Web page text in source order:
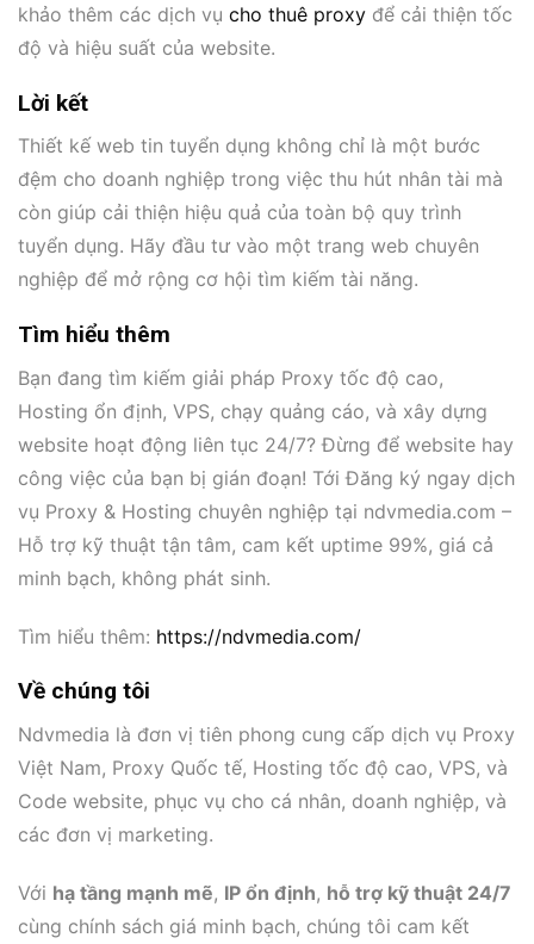
khảo thêm các dịch vụ cho thuê proxy để cải thiện tốc
độ và hiệu suất của website.
Lời kết
Thiết kế web tin tuyển dụng không chỉ là một bước
đệm cho doanh nghiệp trong việc thu hút nhân tài mà
còn giúp cải thiện hiệu quả của toàn bộ quy trình
tuyển dụng. Hãy đầu tư vào một trang web chuyên
nghiệp để mở rộng cơ hội tìm kiếm tài năng.
Tìm hiểu thêm
Bạn đang tìm kiếm giải pháp Proxy tốc độ cao,
Hosting ổn định, VPS, chạy quảng cáo, và xây dựng
website hoạt động liên tục 24/7? Đừng để website hay
công việc của bạn bị gián đoạn! Tới Đăng ký ngay dịch
vụ Proxy & Hosting chuyên nghiệp tại ndvmedia.com –
Hỗ trợ kỹ thuật tận tâm, cam kết uptime 99%, giá cả
minh bạch, không phát sinh.
Tìm hiểu thêm: https://ndvmedia.com/
Về chúng tôi
Ndvmedia là đơn vị tiên phong cung cấp dịch vụ Proxy
Việt Nam, Proxy Quốc tế, Hosting tốc độ cao, VPS, và
Code website, phục vụ cho cá nhân, doanh nghiệp, và
các đơn vị marketing.
Với hạ tầng mạnh mẽ, IP ổn định, hỗ trợ kỹ thuật 24/7
cùng chính sách giá minh bạch, chúng tôi cam kết